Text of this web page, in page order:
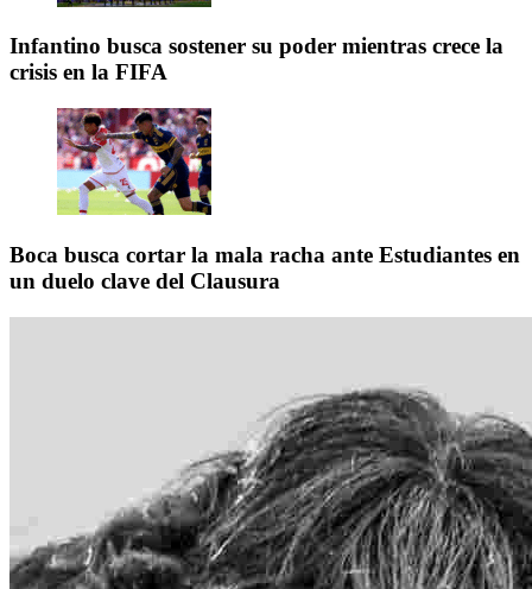
Infantino busca sostener su poder mientras crece la
crisis en la FIFA
Boca busca cortar la mala racha ante Estudiantes en
un duelo clave del Clausura